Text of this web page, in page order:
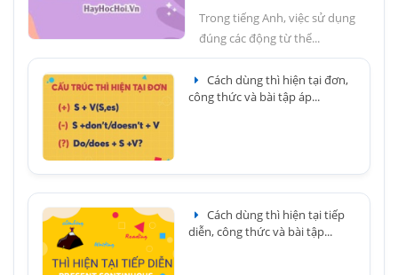
Trong tiếng Anh, việc sử dụng
đúng các động từ thể...
Cách dùng thì hiện tại đơn,
công thức và bài tập áp...
Cách dùng thì hiện tại tiếp
diễn, công thức và bài tập...